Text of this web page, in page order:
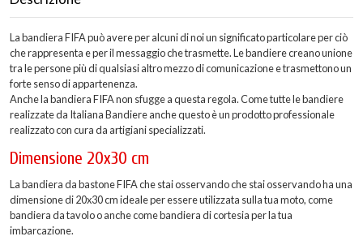
La bandiera FIFA può avere per alcuni di noi un significato particolare per ciò
che rappresenta e per il messaggio che trasmette. Le bandiere creano unione
tra le persone più di qualsiasi altro mezzo di comunicazione e trasmettono un
forte senso di appartenenza.
Anche la bandiera FIFA non sfugge a questa regola. Come tutte le bandiere
realizzate da Italiana Bandiere anche questo è un prodotto professionale
realizzato con cura da artigiani specializzati.
Dimensione 20x30 cm
La bandiera da bastone FIFA che stai osservando che stai osservando ha una
dimensione di 20x30 cm ideale per essere utilizzata sulla tua moto, come
bandiera da tavolo o anche come bandiera di cortesia per la tua
imbarcazione.